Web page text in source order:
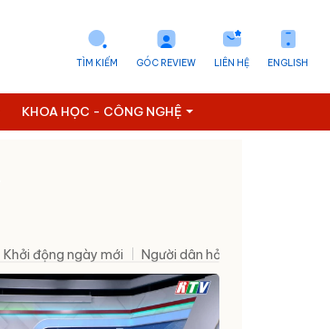
ENGLISH
LIÊN HỆ
GÓC REVIEW
TÌM KIẾM
KHOA HỌC - CÔNG NGHỆ
Khởi động ngày mới Người dân hỏi – Cơ quan nhà